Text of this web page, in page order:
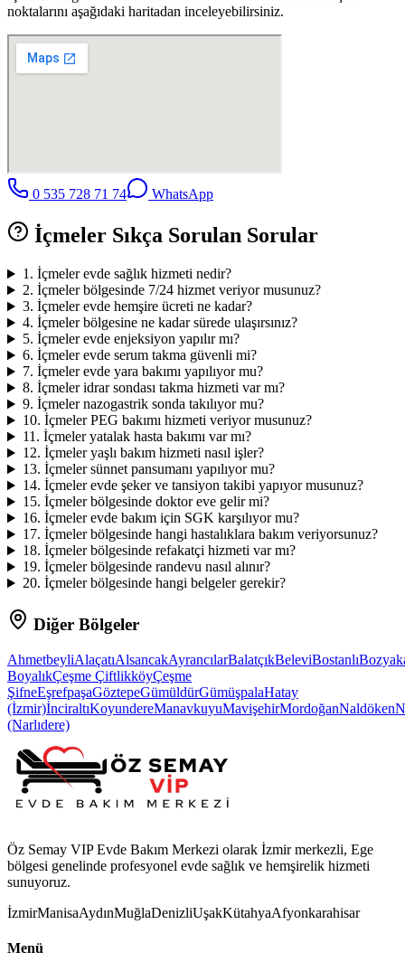
noktalarını aşağıdaki haritadan inceleyebilirsiniz.
0 535 728 71 74 WhatsApp
İçmeler Sıkça Sorulan Sorular
1 . İçmeler evde sağlık hizmeti nedir?
2. İçmeler bölgesinde 7/24 hizmet veriyor musunuz?
3. İçmeler evde hemşire ücreti ne kadar?
4. İçmeler bölgesine ne kadar sürede ulaşırsınız?
5. İçmeler evde enjeksiyon yapılır mı?
6. İçmeler evde serum takma güvenli mi?
7. İçmeler evde yara bakımı yapılıyor mu?
8. İçmeler idrar sondası takma hizmeti var mı?
9. İçmeler nazogastrik sonda takılıyor mu?
10. İçmeler PEG bakımı hizmeti veriyor musunuz?
11 . İçmeler yatalak hasta bakımı var mı?
12. İçmeler yaşlı bakım hizmeti nasıl işler?
13. İçmeler sünnet pansumanı yapılıyor mu?
14. İçmeler evde şeker ve tansiyon takibi yapıyor musunuz?
15. İçmeler bölgesinde doktor eve gelir mi?
16. İçmeler evde bakım için SGK karşılıyor mu?
17. İçmeler bölgesinde hangi hastalıklara bakım veriyorsunuz?
18. İçmeler bölgesinde refakatçi hizmeti var mı?
19. İçmeler bölgesinde randevu nasıl alınır?
20. İçmeler bölgesinde hangi belgeler gerekir?
Diğer Bölgeler
AhmetbeyliAlaçatıAlsancakAyrancılarBalatçıkBeleviBostanlı
BoyalıkÇeşme ÇiftlikköyÇeşme
ŞifneEşrefpaşaGöztepeGümüldürGümüşpalaHatay
(İzmir)İnciraltıKoyundereManavkuyuMavişehirMordoğanNaldöken
(Narlıdere)
Öz Semay VIP Evde Bakım Merkezi olarak İzmir merkezli, Ege
bölgesi genelinde profesyonel evde sağlık ve hemşirelik hizmeti
sunuyoruz.
İzmirManisaAydınMuğlaDenizliUşakKütahyaAfyonkarahisar
Menü